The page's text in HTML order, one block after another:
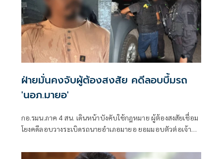
ฝ่ายมั่นคงจับผู้ต้องสงสัย คดีลอบบึ้มรถ
'นอภ.มายอ'
กอ.รมน.ภาค 4 สน. เดินหน้าบังคับใช้กฎหมาย ผู้ต้องสงสัยเชื่อม
โยงคดีลอบวางระเบิดรถนายอำเภอมายอ ยอมมอบตัวต่อเจ้า